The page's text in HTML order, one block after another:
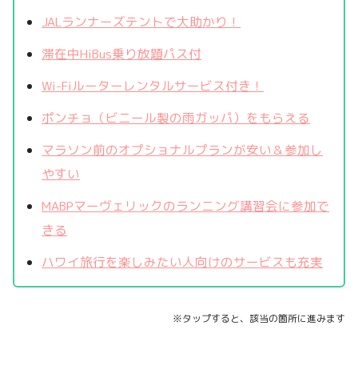
JALランナーズテントで大助かり！
滞在中HiBus乗り放題パス付
Wi-Fiルーターレンタルサービス付き！
ポンチョ（ビニール製の雨ガッパ）をもらえる
マラソン前のオプショナルプランが安い＆参加し
やすい
MABPマーヴェリックのランニング講習会に参加で
きる
ハワイ旅行を楽しみたい人向けのサービスも充実
※タップすると、該当の箇所に進みます